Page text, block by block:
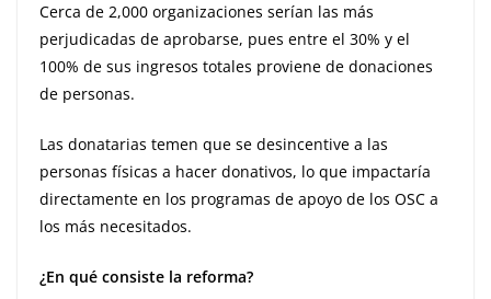
Cerca de 2,000 organizaciones serían las más
perjudicadas de aprobarse, pues entre el 30% y el
100% de sus ingresos totales proviene de donaciones
de personas.
Las donatarias temen que se desincentive a las
personas físicas a hacer donativos, lo que impactaría
directamente en los programas de apoyo de los OSC a
los más necesitados.
¿En qué consiste la reforma?